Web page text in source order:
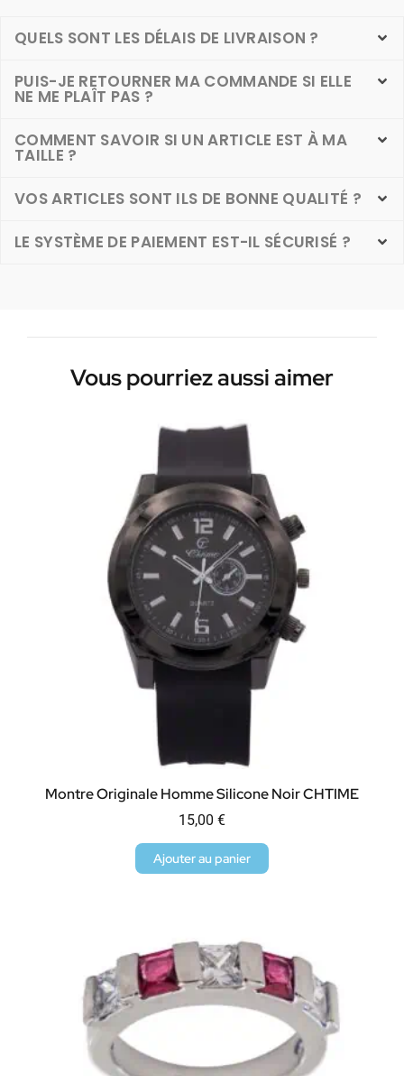
QUELS SONT LES DÉLAIS DE LIVRAISON ?
PUIS-JE RETOURNER MA COMMANDE SI ELLE
NE ME PLAÎT PAS ?
COMMENT SAVOIR SI UN ARTICLE EST À MA
TAILLE ?
VOS ARTICLES SONT ILS DE BONNE QUALITÉ ?
LE SYSTÈME DE PAIEMENT EST-IL SÉCURISÉ ?
Vous pourriez aussi aimer
Montre Originale Homme Silicone Noir CHTIME
15,00 €
Ajouter au panier